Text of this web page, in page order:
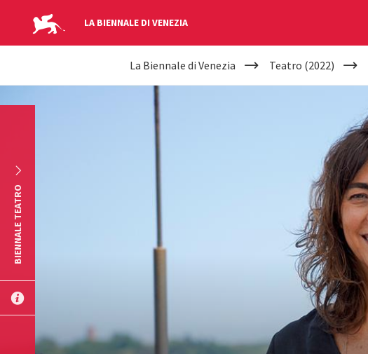
LA BIENNALE DI VENEZIA
YOUR
ARE
HERE
La Biennale di Venezia Teatro (2022)
BIENNALE TEATRO